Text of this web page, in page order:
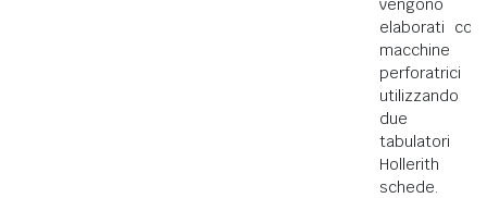
vengono
elaborati con
macchine
perforatrici
utilizzando
due
tabulatori
Hollerith a
schede.